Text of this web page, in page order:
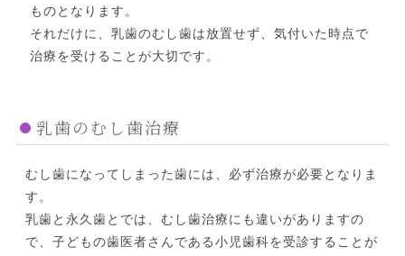
ものとなります。
それだけに、乳歯のむし歯は放置せず、気付いた時点で
治療を受けることが大切です。
乳歯のむし歯治療
むし歯になってしまった歯には、必ず治療が必要となりま
す。
乳歯と永久歯とでは、むし歯治療にも違いがありますの
で、子どもの歯医者さんである小児歯科を受診することが